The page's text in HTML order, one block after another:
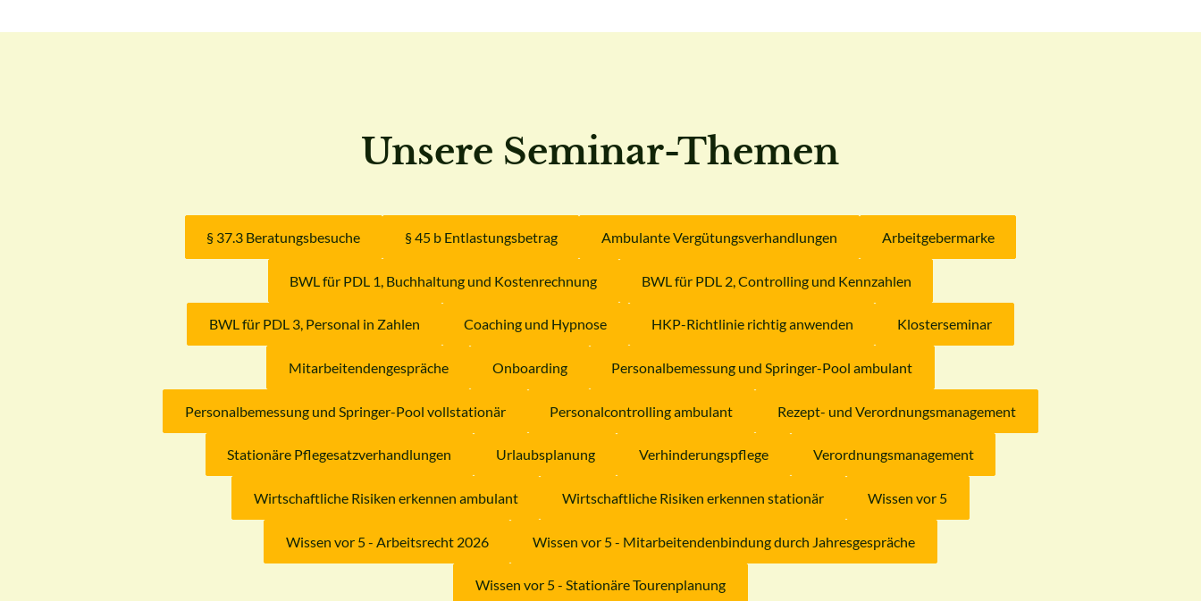
Unsere Seminar-Themen
§ 37.3 Beratungsbesuche § 45 b Entlastungsbetrag Ambulante Vergütungsverhandlungen Arbeitgebermarke
BWL für PDL 1, Buchhaltung und Kostenrechnung BWL für PDL 2, Controlling und Kennzahlen
BWL für PDL 3, Personal in Zahlen Coaching und Hypnose HKP-Richtlinie richtig anwenden Klosterseminar
Mitarbeitendengespräche Onboarding Personalbemessung und Springer-Pool ambulant
Personalbemessung und Springer-Pool vollstationär Personalcontrolling ambulant Rezept- und Verordnungsmanagement
Stationäre Pflegesatzverhandlungen Urlaubsplanung Verhinderungspflege Verordnungsmanagement
Wirtschaftliche Risiken erkennen ambulant Wirtschaftliche Risiken erkennen stationär Wissen vor 5
Wissen vor 5 - Arbeitsrecht 2026 Wissen vor 5 - Mitarbeitendenbindung durch Jahresgespräche
Wissen vor 5 - Stationäre Tourenplanung